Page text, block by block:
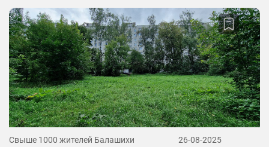
Свыше 1000 жителей Балашихи
26-08-2025